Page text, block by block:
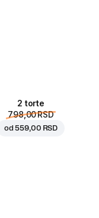
2 torte
798,00 RSD
od559,00 RSD